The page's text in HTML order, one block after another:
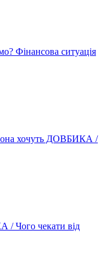
Фінансова ситуація
хочуть ДОВБИКА /
Чого чекати від